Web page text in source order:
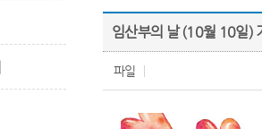
임산부의 날 (10월 10일)
파일